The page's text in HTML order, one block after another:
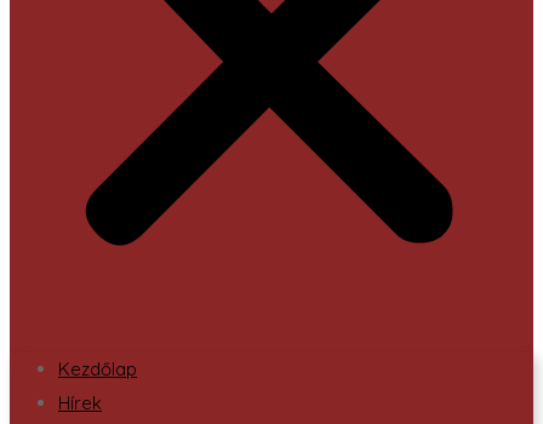
Kezdőlap
Hírek